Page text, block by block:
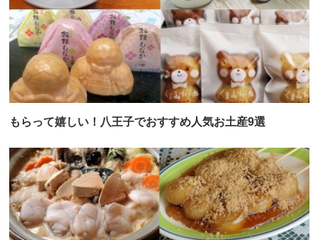
もらって嬉しい！八王子でおすすめ人気お土産9選